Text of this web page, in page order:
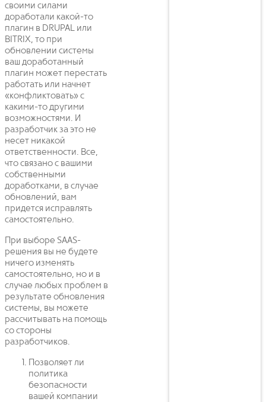
своими силами
доработали какой-то
плагин в DRUPAL или
BITRIX, то при
обновлении системы
ваш доработанный
плагин может перестать
работать или начнет
«конфликтовать» с
какими-то другими
возможностями. И
разработчик за это не
несет никакой
ответственности. Все,
что связано с вашими
собственными
доработками, в случае
обновлений, вам
придется исправлять
самостоятельно.
При выборе SAAS-
решения вы не будете
ничего изменять
самостоятельно, но и в
случае любых проблем в
результате обновления
системы, вы можете
рассчитывать на помощь
со стороны
разработчиков.
Позволяет ли
политика
безопасности
вашей компании